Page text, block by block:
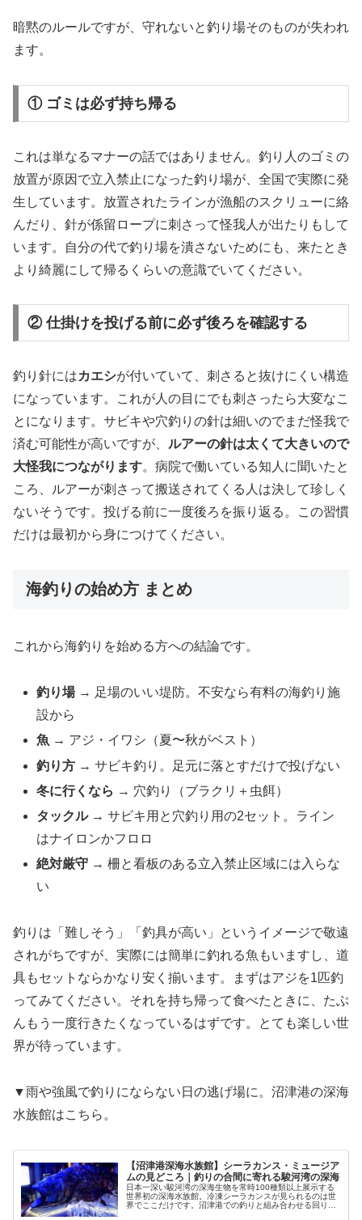
暗黙のルールですが、守れないと釣り場そのものが失われ
ます。
① ゴミは必ず持ち帰る
これは単なるマナーの話ではありません。釣り人のゴミの
放置が原因で立入禁止になった釣り場が、全国で実際に発
生しています。放置されたラインが漁船のスクリューに絡
んだり、針が係留ロープに刺さって怪我人が出たりもして
います。自分の代で釣り場を潰さないためにも、来たとき
より綺麗にして帰るくらいの意識でいてください。
② 仕掛けを投げる前に必ず後ろを確認する
釣り針にはカエシが付いていて、刺さると抜けにくい構造
になっています。これが人の目にでも刺さったら大変なこ
とになります。サビキや穴釣りの針は細いのでまだ怪我で
済む可能性が高いですが、 ルアーの針は太くて大きいので
大怪我につながります。病院で働いている知人に聞いたと
ころ、ルアーが刺さって搬送されてくる人は決して珍しく
ないそうです。投げる前に一度後ろを振り返る。この習慣
だけは最初から身につけてください。
海釣りの始め方 まとめ
これから海釣りを始める方への結論です。
釣り場→ 足場のいい堤防。不安なら有料の海釣り施
設から
魚 → アジ・イワシ（夏〜秋がベスト）
釣り方 → サビキ釣り。足元に落とすだけで投げない
冬に行くなら → 穴釣り（ブラクリ＋虫餌）
タックル→ サビキ用と穴釣り用の2セット。ライン
はナイロンかフロロ
絶対厳守 → 柵と看板のある立入禁止区域には入らな
い
釣りは「難しそう」「釣具が高い」というイメージで敬遠
されがちですが、実際には簡単に釣れる魚もいますし、道
具もセットならかなり安く揃います。まずはアジを1匹釣
ってみてください。それを持ち帰って食べたときに、たぶ
んもう一度行きたくなっているはずです。とても楽しい世
界が待っています。
▼雨や強風で釣りにならない日の逃げ場に。沼津港の深海
水族館はこちら。
【沼津港深海水族館】シーラカンス・ミュージア
ムの見どころ｜釣りの合間に寄れる駿河湾の深海
日本一深い駿河湾の深海生物を常時100種類以上展示する
世界初の深海水族館。冷凍シーラカンスが見られるのは世
界でここだけです。沼津港での釣りと組み合わせる回り